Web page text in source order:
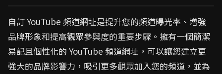
自訂 YouTube 頻道網址是提升您的頻道曝光率、增強
品牌形象和提高觀眾參與度的重要步驟。擁有一個簡潔
易記且個性化的 YouTube 頻道網址，可以讓您建立更
強大的品牌影響力，吸引更多觀眾加入您的頻道，並為